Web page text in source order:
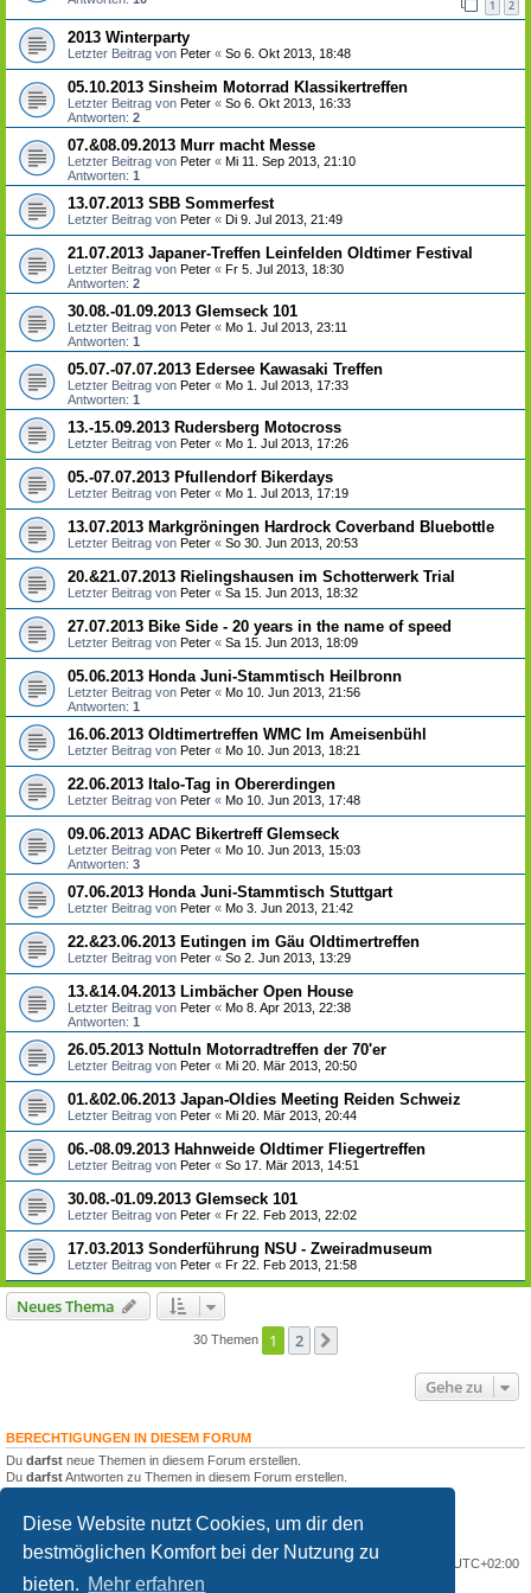
Diese Website nutzt Cookies, um dir den
bestmöglichen Komfort bei der Nutzung zu
bieten. Mehr erfahren
1 2
2013 Winterparty
Letzter Beitrag von Peter « So 6. Okt 2013, 18:48
05.10.2013 Sinsheim Motorrad Klassikertreffen
Letzter Beitrag von Peter « So 6. Okt 2013, 16:33
Antworten: 2
07.&08.09.2013 Murr macht Messe
Letzter Beitrag von Peter « Mi 11. Sep 2013, 21:10
Antworten: 1
13.07.2013 SBB Sommerfest
Letzter Beitrag von Peter « Di 9. Jul 2013, 21:49
21.07.2013 Japaner-Treffen Leinfelden Oldtimer Festival
Letzter Beitrag von Peter « Fr 5. Jul 2013, 18:30
Antworten: 2
30.08.-01.09.2013 Glemseck 101
Letzter Beitrag von Peter « Mo 1. Jul 2013, 23:11
Antworten: 1
05.07.-07.07.2013 Edersee Kawasaki Treffen
Letzter Beitrag von Peter « Mo 1. Jul 2013, 17:33
Antworten: 1
13.-15.09.2013 Rudersberg Motocross
Letzter Beitrag von Peter « Mo 1. Jul 2013, 17:26
05.-07.07.2013 Pfullendorf Bikerdays
Letzter Beitrag von Peter « Mo 1. Jul 2013, 17:19
13.07.2013 Markgröningen Hardrock Coverband Bluebottle
Letzter Beitrag von Peter « So 30. Jun 2013, 20:53
20.&21.07.2013 Rielingshausen im Schotterwerk Trial
Letzter Beitrag von Peter « Sa 15. Jun 2013, 18:32
27.07.2013 Bike Side - 20 years in the name of speed
Letzter Beitrag von Peter « Sa 15. Jun 2013, 18:09
05.06.2013 Honda Juni-Stammtisch Heilbronn
Letzter Beitrag von Peter « Mo 10. Jun 2013, 21:56
Antworten: 1
16.06.2013 Oldtimertreffen WMC Im Ameisenbühl
Letzter Beitrag von Peter « Mo 10. Jun 2013, 18:21
22.06.2013 Italo-Tag in Obererdingen
Letzter Beitrag von Peter « Mo 10. Jun 2013, 17:48
09.06.2013 ADAC Bikertreff Glemseck
Letzter Beitrag von Peter « Mo 10. Jun 2013, 15:03
Antworten: 3
07.06.2013 Honda Juni-Stammtisch Stuttgart
Letzter Beitrag von Peter « Mo 3. Jun 2013, 21:42
22.&23.06.2013 Eutingen im Gäu Oldtimertreffen
Letzter Beitrag von Peter « So 2. Jun 2013, 13:29
13.&14.04.2013 Limbächer Open House
Letzter Beitrag von Peter « Mo 8. Apr 2013, 22:38
Antworten: 1
26.05.2013 Nottuln Motorradtreffen der 70'er
Letzter Beitrag von Peter « Mi 20. Mär 2013, 20:50
01.&02.06.2013 Japan-Oldies Meeting Reiden Schweiz
Letzter Beitrag von Peter « Mi 20. Mär 2013, 20:44
06.-08.09.2013 Hahnweide Oldtimer Fliegertreffen
Letzter Beitrag von Peter « So 17. Mär 2013, 14:51
30.08.-01.09.2013 Glemseck 101
Letzter Beitrag von Peter « Fr 22. Feb 2013, 22:02
17.03.2013 Sonderführung NSU - Zweiradmuseum
Letzter Beitrag von Peter « Fr 22. Feb 2013, 21:58
Neues Thema
30 Themen 1 2
Gehe zu
BERECHTIGUNGEN IN DIESEM FORUM
Du darfst neue Themen in diesem Forum erstellen.
Du darfstAntworten zu Themen in diesem Forum erstellen.
Du darfstkeineDateianhänge in diesem Forum erstellen.
Portal Foren-Übersicht Alle Zeiten sind UTC+02:00